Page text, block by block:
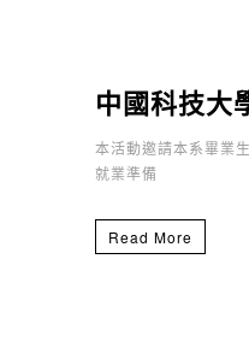
中國科技大
本活動邀請本系畢業
就業準備
Read More